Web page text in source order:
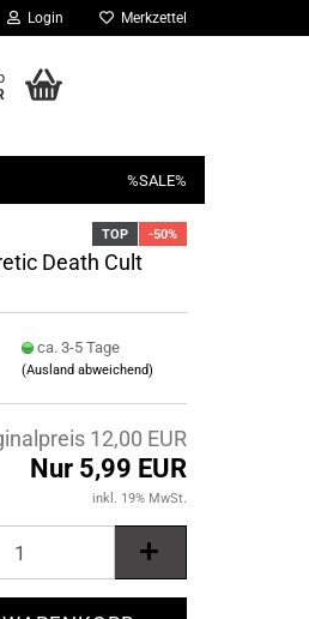
Login Merkzettel
%SALE%
TOP -50%
Death Cult
ca. 3-5 Tage
(Ausland abweichend)
12,00 EUR
Nur 5,99 EUR
inkl. 19% MwSt.